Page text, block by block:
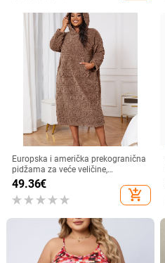
Europska i američka prekogranična
pidžama za veće veličine,
baršunasta jesensko-zimska
kombinezon s kapuljačom,
spavaćica, kućna odjeća, smeđa
49.36€
add_shopping_cart